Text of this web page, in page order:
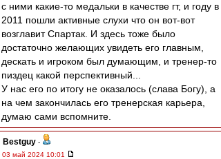
с ними какие-то медальки в качестве гт, и году в
2011 пошли активные слухи что он вот-вот
возглавит Спартак. И здесь тоже было
достаточно желающих увидеть его главным,
дескать и игроком был думающим, и тренер-то
пиздец какой перспективный...
У нас его по итогу не оказалось (слава Богу), а
на чем закончилась его тренерская карьера,
думаю сами вспомните.
Bestguy -
03 май 2024 10:01